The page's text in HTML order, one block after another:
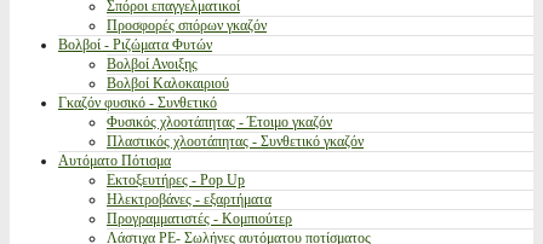
Σπόροι επαγγελματικοί
Προσφορές σπόρων γκαζόν
Βολβοί - Ριζώματα Φυτών
Βολβοί Ανοιξης
Βολβοί Καλοκαιριού
Γκαζόν φυσικό - Συνθετικό
Φυσικός χλοοτάπητας - Έτοιμο γκαζόν
Πλαστικός χλοοτάπητας - Συνθετικό γκαζόν
Αυτόματο Πότισμα
Εκτοξευτήρες - Pop Up
Ηλεκτροβάνες - εξαρτήματα
Προγραμματιστές - Κομπιούτερ
Λάστιχα PE- Σωλήνες αυτόματου ποτίσματος